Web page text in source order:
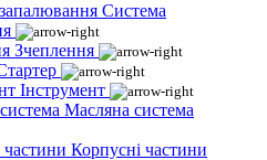
Система
Зчеплення
Інструмент
Масляна система
Корпусні частини